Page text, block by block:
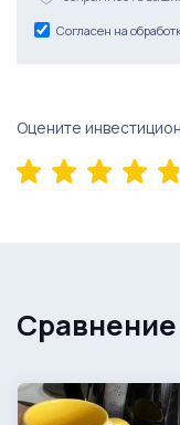
Согласен на
Оцените
Сравнение